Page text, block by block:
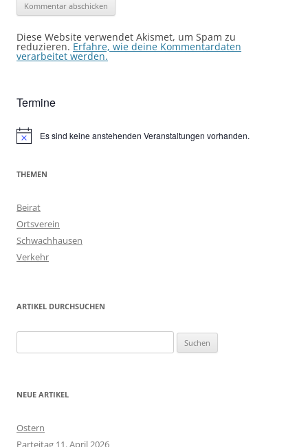
Diese Website verwendet Akismet, um Spam zu
reduzieren. Erfahre, wie deine Kommentardaten
verarbeitet werden.
Termine
HinweisEs sind keine anstehenden Veranstaltungen vorhanden.
THEMEN
Beirat
Ortsverein
Schwachhausen
Verkehr
ARTIKEL DURCHSUCHEN
nach:
NEUE ARTIKEL
Ostern
Parteitag 11. April 2026